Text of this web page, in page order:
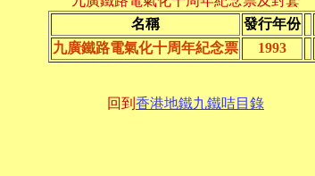
名稱
發行年份
九廣鐵路電氣化十周年紀念票
1993
回到 香港地鐵九鐵咭目錄